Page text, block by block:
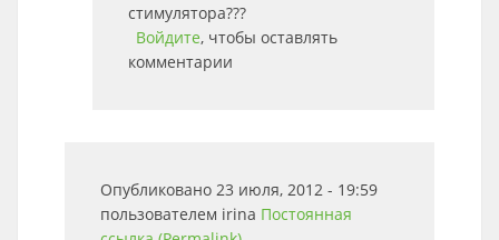
стимулятора???
Войдите, чтобы оставлять
комментарии
Опубликовано 23 июля, 2012 - 19:59
пользователем irina Постоянная